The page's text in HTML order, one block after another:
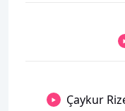
Çaykur